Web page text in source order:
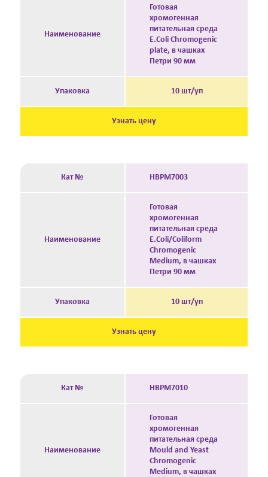
Наименование
Готовая
хромогенная
питательная среда
E.Coli Chromogenic
plate, в чашках
Петри 90 мм
Упаковка 10 шт/уп
Узнать цену
Кат № HBPM7003
Наименование
Готовая
хромогенная
питательная среда
E.Coli/Coliform
Chromogenic
Medium, в чашках
Петри 90 мм
Упаковка 10 шт/уп
Узнать цену
Кат № HBPM7010
Наименование
Готовая
хромогенная
питательная среда
Mould and Yeast
Chromogenic
Medium, в чашках